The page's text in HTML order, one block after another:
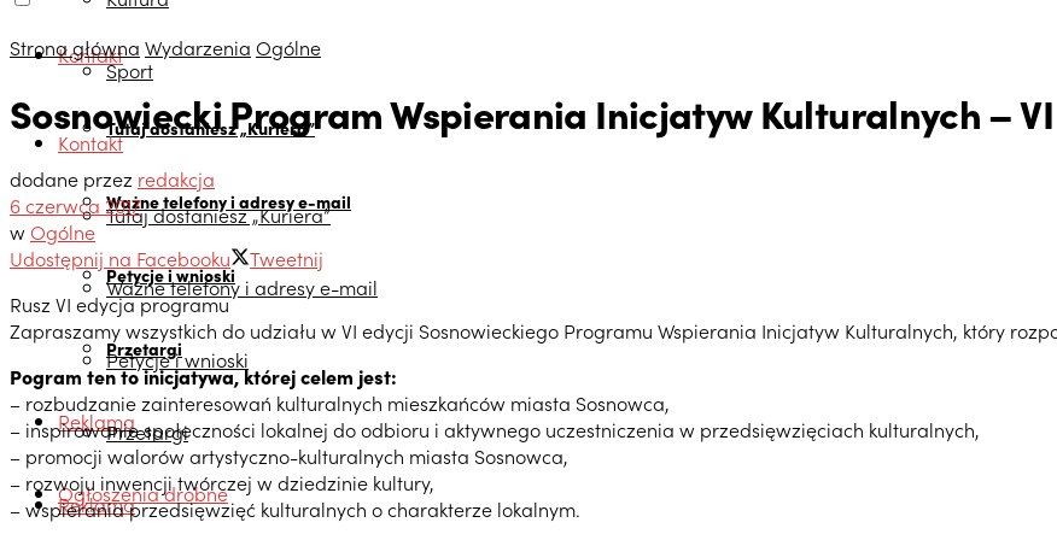
Kontakt
Tutaj dostaniesz „Kuriera”
Ważne telefony i adresy e-mail
Petycje i wnioski
Przetargi
Reklama
Ogłoszenia drobne
Sport
Kontakt
Tutaj dostaniesz „Kuriera”
Ważne telefony i adresy e-mail
Petycje i wnioski
Przetargi
Reklama
Strona główna Wydarzenia Ogólne
Sosnowiecki Program Wspierania Inicjatyw Kulturalnych –
dodane przez redakcja
6 czerwca 2017
wOgólne
Udostępnij na Facebooku
Tweetnij
Rusz VI edycja programu
Zapraszamy wszystkich do udziału w VI edycji Sosnowieckiego Programu Wspierania Inicjatyw Kulturalnych, który
Pogram ten to inicjatywa, której celem jest:
– rozbudzanie zainteresowań kulturalnych mieszkańców miasta Sosnowca,
– inspirowanie społeczności lokalnej do odbioru i aktywnego uczestniczenia w przedsięwzięciach kulturalnych,
– promocji walorów artystyczno-kulturalnych miasta Sosnowca,
– rozwoju inwencji twórczej w dziedzinie kultury,
– wspierania przedsięwzięć kulturalnych o charakterze lokalnym.